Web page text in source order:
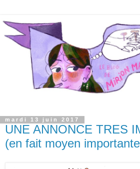
mardi 13 juin 2017
UNE ANNONCE TRES
(en fait moyen